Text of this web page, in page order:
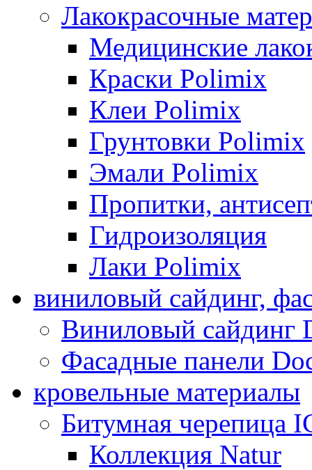
Лакокрасочные
Медицинские
Краски Polimix
Клеи Polimix
Грунтовки Polimix
Эмали Polimix
Пропитки,
Гидроизоляция
Лаки Polimix
виниловый сайдинг,
Виниловый сайдинг
Фасадные панели
кровельные материалы
Битумная черепица
Коллекция Natur